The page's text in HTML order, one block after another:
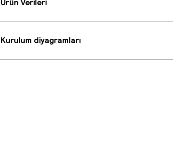
Ürün Verileri
Kurulum diyagramları